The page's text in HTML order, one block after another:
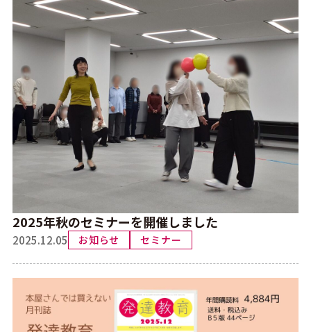
2025年秋のセミナーを開催しました
2025.12.05 お知らせ セミナー